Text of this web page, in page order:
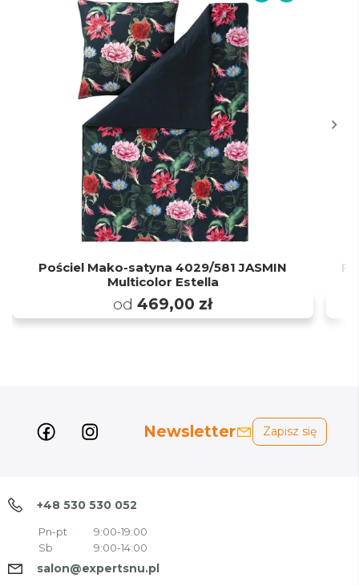
Pościel Mako-satyna 4029/581 JASMIN
Multicolor Estella
od 469,00 zł
Newsletter Zapisz się
+48 530 530 052
Pn-pt
9:00-19:00
Sb
9:00-14:00
salon@expertsnu.pl